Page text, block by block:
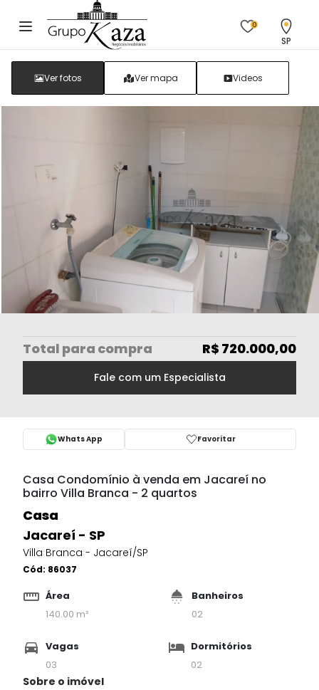
0
SP
Ver fotos Ver mapa Videos
Casa Condomínio à venda em Jacareí no
bairro Villa Branca - 2 quartos
Casa
Jacareí - SP
Villa Branca - Jacareí/SP
Cód: 86037
Área
140.00 m²
Banheiros
02
Vagas
03
Dormitórios
02
Sobre o imóvel
Total para compra R$ 720.000,00
Fale com um Especialista
Whats App Favoritar